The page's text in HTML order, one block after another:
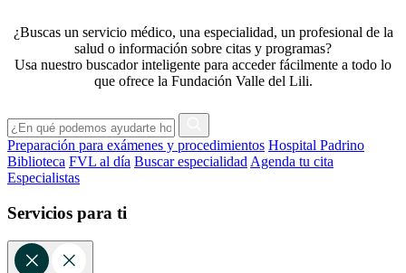
¿Buscas un servicio médico, una especialidad, un profesional de la
salud o información sobre citas y programas?
Usa nuestro buscador inteligente para acceder fácilmente a todo lo
que ofrece la Fundación Valle del Lili.
Preparación para exámenes y procedimientos Hospital Padrino
Biblioteca FVL al día Buscar especialidad Agenda tu cita
Especialistas
Servicios para ti